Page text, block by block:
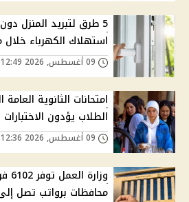
5 طرق لتبريد المنزل
استهلاك الكهرباء خلال
الطلاب يؤدون
محافظات برواتب تصل إلى 9500